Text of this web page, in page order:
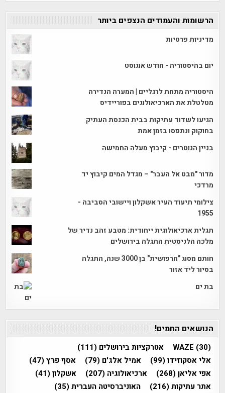
הרשומות והעמודים הנצפים ביותר
מדיניות פרטיות
יום בהיסטוריה - חודש אוגוסט
היסטוריה מתחת לרגליים | המערה הנדירה
מטלטלת את הארכיאולוגים בפוריידיס
הגיעו לשדוד עתיקות בבית הכנסת העתיק
בחוקוק ונתפסו בזמן אמת
בניין הנוטרים - קיבוץ מעלה החמישה
מדור "מבט אל העבר" – מגדל המים קיבוץ יד
מרדכי
צילומי תיעוד העיר אשקלון ויישובי הסביבה -
1955
תגלית ארכיאולוגית ייחודית: מטבע זהב נדיר של
מלכה הלניסטית התגלה בירושלים
חותם מסוג "חרפושית" בן 3000 שנה, התגלה
בסיור ליד אזור
בת ים
הנושאים החמים!
WAZE (30) אטרקציות בירושלים (111)
אלי אסקוזידו(99) אמיל אלג'ם (79) אסף פרץ(47)
אפי אליאן(268) ארכיאולוגיה (207) אשקלון(41)
אתר עתיקות(216) האוניברסיטה העברית(35)